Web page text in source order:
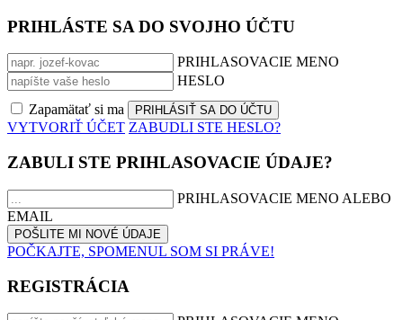
PRIHLÁSTE SA DO SVOJHO ÚČTU
PRIHLASOVACIE MENO
HESLO
Zapamätať si ma
VYTVORIŤ ÚČET ZABUDLI STE HESLO?
ZABULI STE PRIHLASOVACIE ÚDAJE?
PRIHLASOVACIE MENO ALEBO
EMAIL
POČKAJTE, SPOMENUL SOM SI PRÁVE!
REGISTRÁCIA